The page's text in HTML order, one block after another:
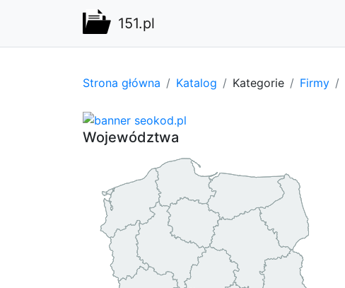
151.pl
Strona główna Katalog Kategorie Firmy
Województwa